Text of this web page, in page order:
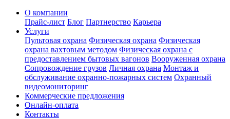
О компании
Прайс-лист Блог Партнерство Карьера
Услуги
Пультовая охрана Физическая охрана Физическая
охрана вахтовым методом Физическая охрана с
предоставлением бытовых вагонов Вооруженная охрана
Сопровождение грузов Личная охрана Монтаж и
обслуживание охранно-пожарных систем Охранный
видеомониторинг
Коммерческие предложения
Онлайн-оплата
Контакты